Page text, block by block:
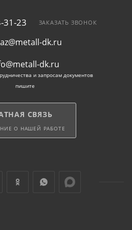
материал.
Благодаря резьбе и форме
что позволяет выбрать
конкретной задачи.
31-23 ЗАКАЗАТЬ ЗВОНОК
dk.ru
dk.ru
и запросам документов
пишите
СВЯЗЬ
О НАШЕЙ РАБОТЕ